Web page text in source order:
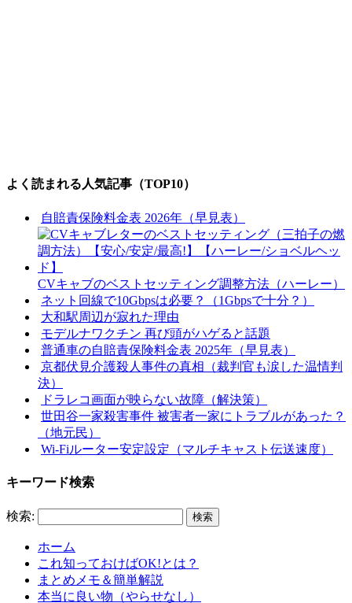
よく読まれる人気記事（TOP10）
自賠責保険料金表 2026年（早見表）
CVキャブのベストセッティング調整方法（ハーレー）
ネット回線で10Gbpsは必要？（1Gbpsで十分？）
大和駅周辺が寂れた理由
モデルナワクチン 再び頭がハゲると話題
普通車の自賠責保険料金表 2025年（早見表）
京都伏見介護殺人事件の真相（裁判官も涙した温情判
決）
ドラレコ画面が映らない故障（解決策）
世田谷一家殺害事件 被害者一家にトラブルがあった？
（地元民）
Wi-Fiルーター安定設定（マルチキャスト伝送速度）
キーワード検索
検索:
ホーム
これ知っておけばOK!とは？
まとめメモ＆簡単解説
本当に良い物（やらせなし）